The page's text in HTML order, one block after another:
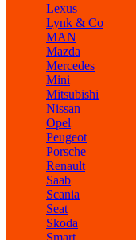
Lexus
Lynk & Co
MAN
Mazda
Mercedes
Mini
Mitsubishi
Nissan
Opel
Peugeot
Porsche
Renault
Saab
Scania
Seat
Skoda
Smart